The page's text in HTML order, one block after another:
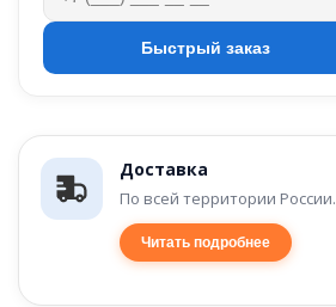
Доставка
По всей территории России.
Читать подробнее